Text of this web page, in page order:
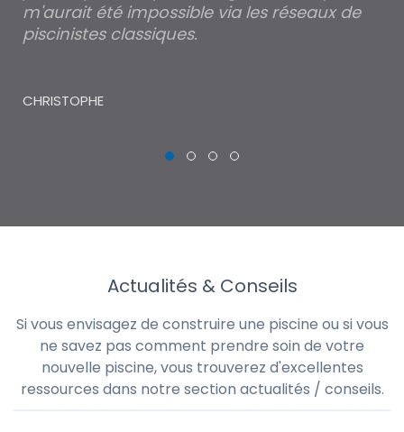
m'aurait été impossible via les réseaux de
piscinistes classiques.
CHRISTOPHE
Actualités & Conseils
Si vous envisagez de construire une piscine ou si vous
ne savez pas comment prendre soin de votre
nouvelle piscine, vous trouverez d'excellentes
ressources dans notre section actualités / conseils.